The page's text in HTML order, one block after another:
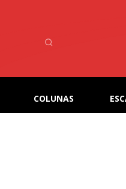
COLUNAS